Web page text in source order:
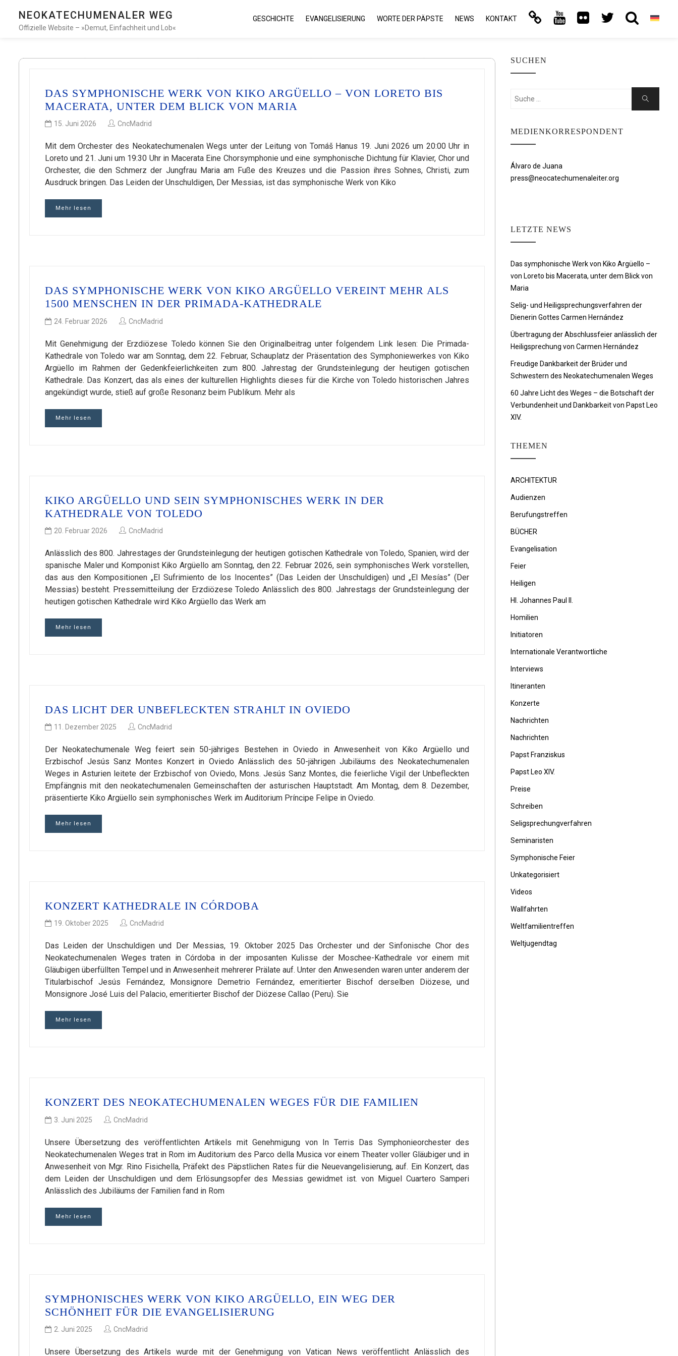
NEOKATECHUMENALER WEG
Offizielle Website – »Demut, Einfachheit und Lob«
GESCHICHTE EVANGELISIERUNG WORTE DER PÄPSTE NEWS KONTAKT
DAS SYMPHONISCHE WERK VON KIKO ARGÜELLO – VON LORETO BIS
MACERATA, UNTER DEM BLICK VON MARIA
15. Juni 2026 CncMadrid
Mit dem Orchester des Neokatechumenalen Wegs unter der Leitung von Tomáš Hanus 19. Juni 2026 um 20:00 Uhr in
Loreto und 21. Juni um 19:30 Uhr in Macerata Eine Chorsymphonie und eine symphonische Dichtung für Klavier, Chor und
Orchester, die den Schmerz der Jungfrau Maria am Fuße des Kreuzes und die Passion ihres Sohnes, Christi, zum
Ausdruck bringen. Das Leiden der Unschuldigen, Der Messias, ist das symphonische Werk von Kiko
Mehr lesen
DAS SYMPHONISCHE WERK VON KIKO ARGÜELLO VEREINT MEHR ALS
1500 MENSCHEN IN DER PRIMADA-KATHEDRALE
24. Februar 2026 CncMadrid
Mit Genehmigung der Erzdiözese Toledo können Sie den Originalbeitrag unter folgendem Link lesen: Die Primada-
Kathedrale von Toledo war am Sonntag, dem 22. Februar, Schauplatz der Präsentation des Symphoniewerkes von Kiko
Argüello im Rahmen der Gedenkfeierlichkeiten zum 800. Jahrestag der Grundsteinlegung der heutigen gotischen
Kathedrale. Das Konzert, das als eines der kulturellen Highlights dieses für die Kirche von Toledo historischen Jahres
angekündigt wurde, stieß auf große Resonanz beim Publikum. Mehr als
Mehr lesen
KIKO ARGÜELLO UND SEIN SYMPHONISCHES WERK IN DER
KATHEDRALE VON TOLEDO
20. Februar 2026 CncMadrid
Anlässlich des 800. Jahrestages der Grundsteinlegung der heutigen gotischen Kathedrale von Toledo, Spanien, wird der
spanische Maler und Komponist Kiko Argüello am Sonntag, den 22. Februar 2026, sein symphonisches Werk vorstellen,
das aus den Kompositionen „El Sufrimiento de los Inocentes” (Das Leiden der Unschuldigen) und „El Mesías” (Der
Messias) besteht. Pressemitteilung der Erzdiözese Toledo Anlässlich des 800. Jahrestags der Grundsteinlegung der
heutigen gotischen Kathedrale wird Kiko Argüello das Werk am
Mehr lesen
DAS LICHT DER UNBEFLECKTEN STRAHLT IN OVIEDO
11. Dezember 2025 CncMadrid
Der Neokatechumenale Weg feiert sein 50-jähriges Bestehen in Oviedo in Anwesenheit von Kiko Argüello und
Erzbischof Jesús Sanz Montes Konzert in Oviedo Anlässlich des 50-jährigen Jubiläums des Neokatechumenalen
Weges in Asturien leitete der Erzbischof von Oviedo, Mons. Jesús Sanz Montes, die feierliche Vigil der Unbefleckten
Empfängnis mit den neokatechumenalen Gemeinschaften der asturischen Hauptstadt. Am Montag, dem 8. Dezember,
präsentierte Kiko Argüello sein symphonisches Werk im Auditorium Príncipe Felipe in Oviedo.
Mehr lesen
KONZERT KATHEDRALE IN CÓRDOBA
19. Oktober 2025 CncMadrid
Das Leiden der Unschuldigen und Der Messias, 19. Oktober 2025 Das Orchester und der Sinfonische Chor des
Neokatechumenalen Weges traten in Córdoba in der imposanten Kulisse der Moschee-Kathedrale vor einem mit
Gläubigen überfüllten Tempel und in Anwesenheit mehrerer Prälate auf. Unter den Anwesenden waren unter anderem der
Titularbischof Jesús Fernández, Monsignore Demetrio Fernández, emeritierter Bischof derselben Diözese, und
Monsignore José Luis del Palacio, emeritierter Bischof der Diözese Callao (Peru). Sie
Mehr lesen
KONZERT DES NEOKATECHUMENALEN WEGES FÜR DIE FAMILIEN
3. Juni 2025 CncMadrid
Unsere Übersetzung des veröffentlichten Artikels mit Genehmigung von In Terris Das Symphonieorchester des
Neokatechumenalen Weges trat in Rom im Auditorium des Parco della Musica vor einem Theater voller Gläubiger und in
Anwesenheit von Mgr. Rino Fisichella, Präfekt des Päpstlichen Rates für die Neuevangelisierung, auf. Ein Konzert, das
dem Leiden der Unschuldigen und dem Erlösungsopfer des Messias gewidmet ist. von Miguel Cuartero Samperi
Anlässlich des Jubiläums der Familien fand in Rom
Mehr lesen
SYMPHONISCHES WERK VON KIKO ARGÜELLO, EIN WEG DER
SCHÖNHEIT FÜR DIE EVANGELISIERUNG
2. Juni 2025 CncMadrid
Unsere Übersetzung des Artikels wurde mit der Genehmigung von Vatican News veröffentlicht Anlässlich des
SUCHEN
Suchen
Suche
MEDIENKORRESPONDENT
Álvaro de Juana
press@neocatechumenaleiter.org
LETZTE NEWS
Das symphonische Werk von Kiko Argüello –
von Loreto bis Macerata, unter dem Blick von
Maria
Selig- und Heiligsprechungsverfahren der
Dienerin Gottes Carmen Hernández
Übertragung der Abschlussfeier anlässlich der
Heiligsprechung von Carmen Hernández
Freudige Dankbarkeit der Brüder und
Schwestern des Neokatechumenalen Weges
60 Jahre Licht des Weges – die Botschaft der
Verbundenheit und Dankbarkeit von Papst Leo
XIV.
THEMEN
ARCHITEKTUR
Audienzen
Berufungstreffen
BÜCHER
Evangelisation
Feier
Heiligen
Hl. Johannes Paul II.
Homilien
Initiatoren
Internationale Verantwortliche
Interviews
Itineranten
Konzerte
Nachrichten
Nachrichten
Papst Franziskus
Papst Leo XIV.
Preise
Schreiben
Seligsprechungverfahren
Seminaristen
Symphonische Feier
Unkategorisiert
Videos
Wallfahrten
Weltfamilientreffen
Weltjugendtag